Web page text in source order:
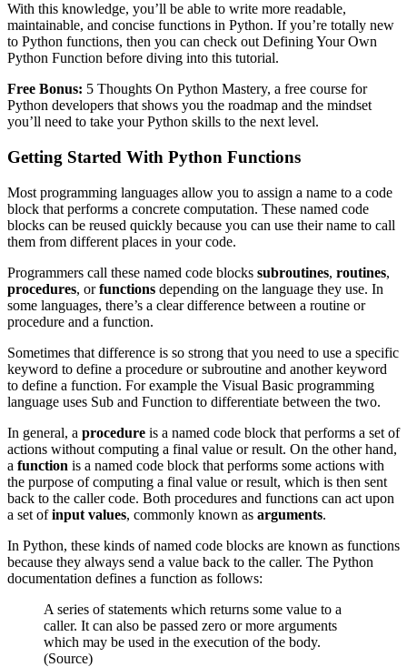
With this knowledge, you’ll be able to write more readable,
maintainable, and concise functions in Python. If you’re totally new
to Python functions, then you can check out Defining Your Own
Python Function before diving into this tutorial.
Free Bonus: 5 Thoughts On Python Mastery, a free course for
Python developers that shows you the roadmap and the mindset
you’ll need to take your Python skills to the next level.
Getting Started With Python Functions
Most programming languages allow you to assign a name to a code
block that performs a concrete computation. These named code
blocks can be reused quickly because you can use their name to call
them from different places in your code.
Programmers call these named code blocks subroutines, routines,
procedures, orfunctions depending on the language they use. In
some languages, there’s a clear difference between a routine or
procedure and a function.
Sometimes that difference is so strong that you need to use a specific
keyword to define a procedure or subroutine and another keyword
to define a function. For example the Visual Basic programming
language uses Sub and Function to differentiate between the two.
In general, a procedure is a named code block that performs a set of
actions without computing a final value or result. On the other hand,
a function is a named code block that performs some actions with
the purpose of computing a final value or result, which is then sent
back to the caller code. Both procedures and functions can act upon
a set ofinput values, commonly known as arguments.
In Python, these kinds of named code blocks are known as functions
because they always send a value back to the caller. The Python
documentation defines a function as follows:
A series of statements which returns some value to a
caller. It can also be passed zero or more arguments
which may be used in the execution of the body.
(Source)